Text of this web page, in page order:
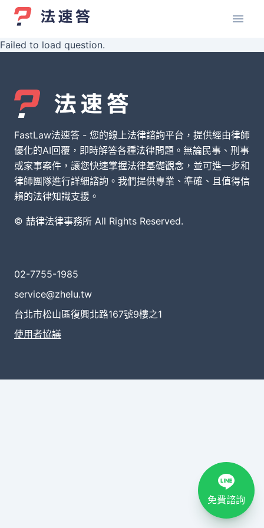
Failed to load question.
FastLaw法速答 - 您的線上法律諮詢平台，提供經由律師
優化的AI回覆，即時解答各種法律問題。無論民事、刑事
或家事案件，讓您快速掌握法律基礎觀念，並可進一步和
律師團隊進行詳細諮詢。我們提供專業、準確、且值得信
賴的法律知識支援。
© 喆律法律事務所 All Rights Reserved.
02-7755-1985
service@zhelu.tw
台北市松山區復興北路167號9樓之1
使用者協議
免費諮詢